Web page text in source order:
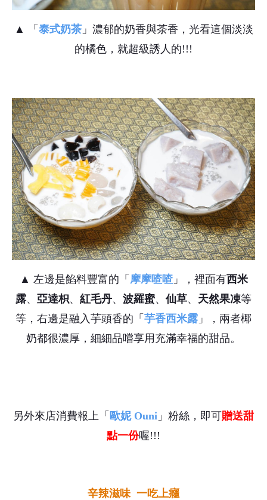
▲ 「 泰式奶茶」濃郁的奶香與茶香，光看這個淡淡
的橘色，就超級誘人的!!!
▲ 左邊是餡料豐富的「 摩摩喳喳」，裡面有西米
露、 亞達枳、 紅毛丹、 波羅蜜、 仙草、 天然果凍等
等，右邊是融入芋頭香的「 芋香西米露 」，兩者椰
奶都很濃厚，細細品嚐享用充滿幸福的甜品。
另外來店消費報上「 歐妮 Ouni 」粉絲，即可贈送甜
點一份喔!!!
辛辣滋味 一吃上癮